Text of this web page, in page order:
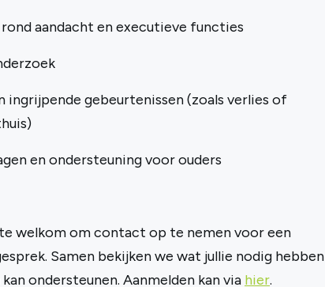
aandacht en executieve functies
ingrijpende gebeurtenissen (zoals verlies of
en ondersteuning voor ouders
welkom om contact op te nemen voor een
Samen bekijken we wat jullie nodig hebben
ondersteunen. Aanmelden kan via hier.